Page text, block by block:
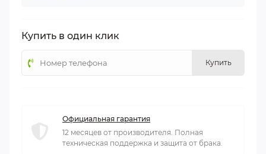
Купить в один клик
Купить
Официальная гарантия
12 месяцев от производителя. Полная
техническая поддержка и защита от брака.